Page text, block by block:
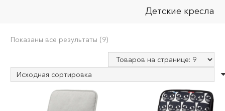
Детские кресла
Показаны все результаты (9)